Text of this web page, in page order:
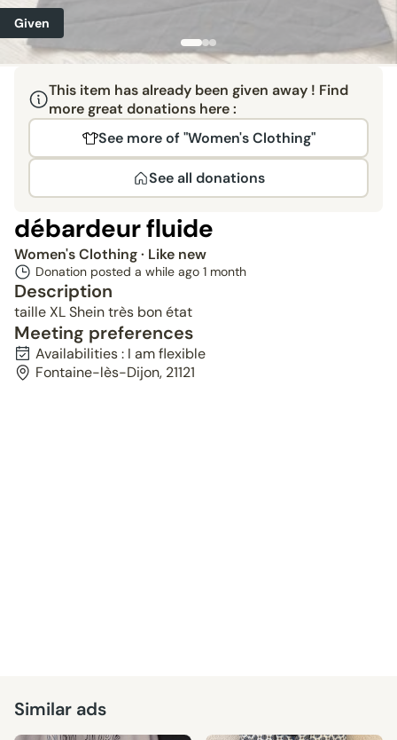
Given
This item has already been given away ! Find
more great donations here :
See more of "Women's Clothing"
See all donations
débardeur fluide
Women's Clothing· Like new
Donation posted a while ago 1 month
Description
taille XL Shein très bon état
Meeting preferences
Availabilities : I am flexible
Fontaine-lès-Dijon, 21121
Similar ads